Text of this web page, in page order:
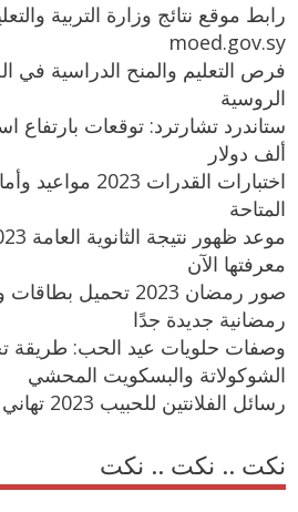
رابط موقع نتائج وزارة التربية
moed.gov.sy
فرص التعليم والمنح الدراسية في
الروسية
ألف دولار
اختبارات القدرات
المتاحة
معرفتها الآن
صور رمضان 2023
رمضانية جديدة جدًا
وصفات حلويات عيد الحب: طريقة
الشوكولاتة والبسكويت المحشي
رسائل الفلانتين للحبيب 2023 تهاني عيد حب سعيد للعشاق
نكت .. نكت .. نكت